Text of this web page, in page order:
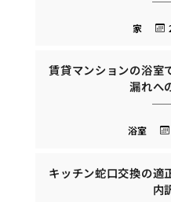
家
賃貸マンションの浴室
漏れへ
浴室
キッチン蛇口交換の適
内